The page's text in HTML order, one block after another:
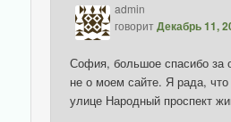
admin
говоритДекабрь 11,
София, большое спасибо за
не о моем сайте. Я рада,
улице Народный проспект